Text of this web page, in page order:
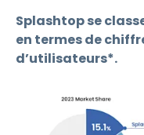
Splashtop se
en termes de
d’utilisateurs*.